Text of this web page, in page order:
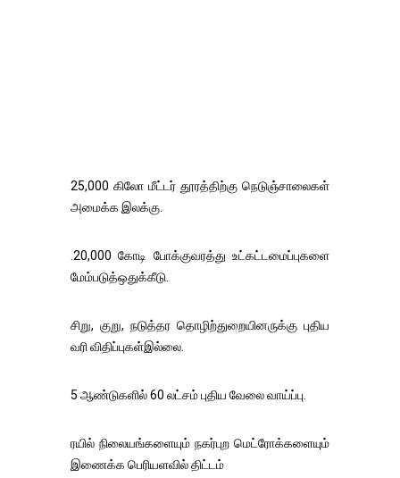
25,000 கிலோ மீட்டர் தூரத்திற்கு நெடுஞ்சாலைகள்
அமைக்க இலக்கு.
.20,000 கோடி போக்குவரத்து உட்கட்டமைப்புகளை
மேம்படுத்ஒதுக்கீடு.
சிறு, குறு, நடுத்தர தொழிற்துறையினருக்கு புதிய
வரி விதிப்புகள்இல்லை.
5 ஆண்டுகளில் 60 லட்சம் புதிய வேலை வாய்ப்பு.
ரயில் நிலையங்களையும் நகர்புற மெட்ரோக்களையும்
இணைக்க பெரியளவில் திட்டம்